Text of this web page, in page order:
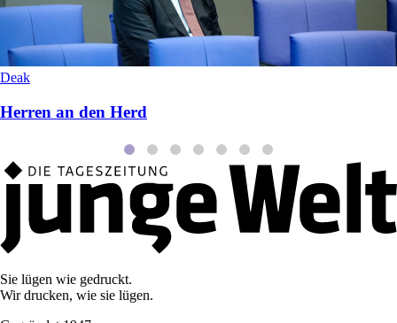
Deak
Herren an den Herd
Sie lügen wie gedruckt.
Wir drucken, wie sie lügen.